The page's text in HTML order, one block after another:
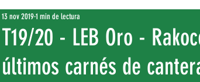
T19/20 - LEB Oro -
últimos carnés de
13 nov 20191 min de lectura